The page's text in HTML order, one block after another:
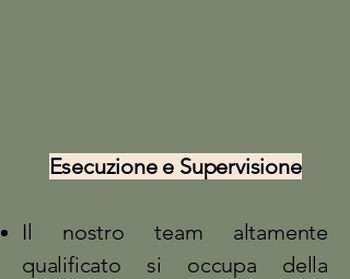
Esecuzione e Supervisione
Il nostro team altamente
qualificato si occupa della